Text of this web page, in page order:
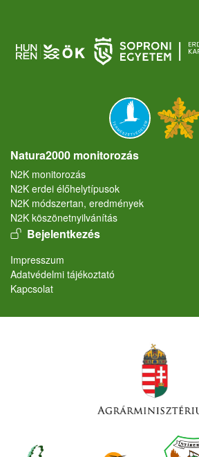
Natura2000 monitorozás
N2K monitorozás
N2K erdei élőhelytípusok
N2K módszertan, eredmények
N2K köszönetnyilvánítás
User account menu
Bejelentkezés
Lábléc
Impresszum
Adatvédelmi tájékoztató
Kapcsolat